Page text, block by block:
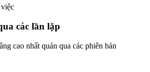
các lần lặp
cao nhất quán qua các phiên bản